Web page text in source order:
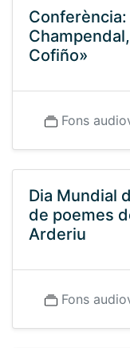
Cofiño»
Fons
Dia Mundial
de poemes
Arderiu
Fons